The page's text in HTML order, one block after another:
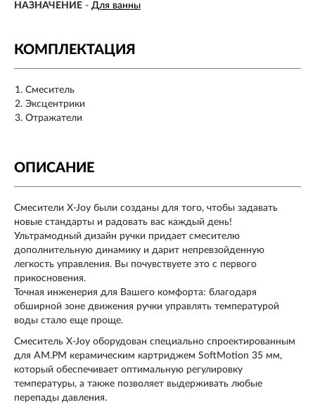
НАЗНАЧЕНИЕ - Для ванны
КОМПЛЕКТАЦИЯ
Смеситель
Эксцентрики
Отражатели
ОПИСАНИЕ
Смесители X-Joy были созданы для того, чтобы задавать
новые стандарты и радовать вас каждый день!
Ультрамодный дизайн ручки придает смесителю
дополнительную динамику и дарит непревзойденную
легкость управления. Вы почувствуете это с первого
прикосновения.
Точная инженерия для Вашего комфорта: благодаря
обширной зоне движения ручки управлять температурой
воды стало еще проще.
Смеситель X-Joy оборудован специально спроектированным
для AM.PM керамическим картриджем SoftMotion 35 мм,
который обеспечивает оптимальную регулировку
температуры, а также позволяет выдерживать любые
перепады давления.